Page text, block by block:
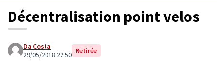
Décentralisation point velos
Da Costa
29/05/2018 22:50 Retirée